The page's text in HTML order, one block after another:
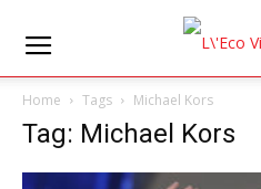
Home Tags Michael Kors
Tag: Michael Kors